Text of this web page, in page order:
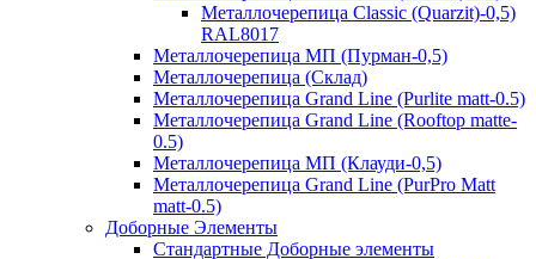
Металлочерепица Classic (Quarzit)-0,5)
RAL8017
Металлочерепица МП (Пурман-0,5)
Металлочерепица (Склад)
Металлочерепица Grand Line (Purlite matt-0.5)
Металлочерепица Grand Line (Rooftop matte-
0.5)
Металлочерепица МП (Клауди-0,5)
Металлочерепица Grand Line (PurPro Matt
matt-0.5)
Доборные Элементы
Стандартные Доборные элементы